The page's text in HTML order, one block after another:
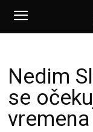
Nedim
se
vremena